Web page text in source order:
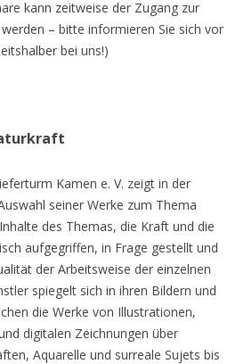
kann zeitweise der Zugang zur
– bitte informieren Sie sich vor
bei uns!)
Kamen e. V. zeigt in der
seiner Werke zum Thema
des Themas, die Kraft und die
aufgegriffen, in Frage gestellt und
der Arbeitsweise der einzelnen
spiegelt sich in ihren Bildern und
die Werke von Illustrationen,
digitalen Zeichnungen über
Aquarelle und surreale Sujets bis